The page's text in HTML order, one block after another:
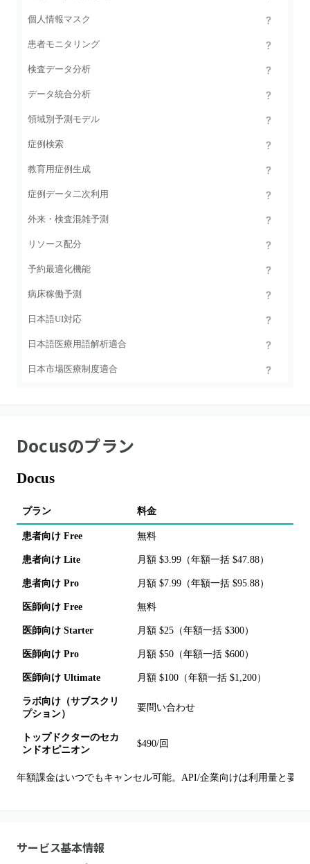
個人情報マスク
患者モニタリング
検査データ分析
データ統合分析
領域別予測モデル
症例検索
教育用症例生成
症例データ二次利用
外来・検査混雑予測
リソース配分
予約最適化機能
病床稼働予測
日本語UI対応
日本語医療用語解析適合
日本市場医療制度適合
Docusのプラン
Docus
プラン 料金
患者向け Free 無料
患者向け Lite 月額 $3.99（年額一括 $47.88）
患者向け Pro 月額 $7.99（年額一括 $95.88）
医師向け Free 無料
医師向け Starter 月額 $25（年額一括 $300）
医師向け Pro 月額 $50（年額一括 $600）
医師向け Ultimate 月額 $100（年額一括 $1,200）
ラボ向け（サブスクリ
プション）
要問い合わせ
トップドクターのセカ
ンドオピニオン
$490/回
年額課金はいつでもキャンセル可能。API/企業向けは利用量と要
サービス基本情報